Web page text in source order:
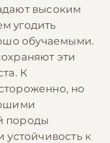
высоким
угодить
обучаемыми.
эти
К
но
породы
устойчивость к